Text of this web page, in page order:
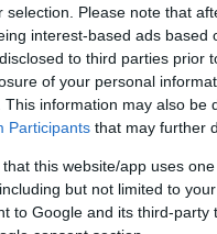
selection. Please note that
interest-based ads
to third parties prior
of your personal
This information may also be
Participants that may further
that this website/app uses
but not limited to
to Google and its third-
amit megbántál,
sejthetően nem a
benne, amelyeket a